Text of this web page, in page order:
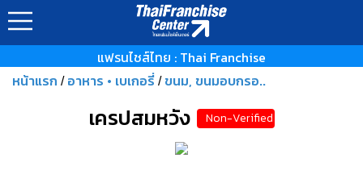
แฟรนไชส์ไทย : Thai Franchise
หน้าแรก / อาหาร • เบเกอรี่ / ขนม, ขนมอบกรอ..
เครปสมหวัง Non-Verified